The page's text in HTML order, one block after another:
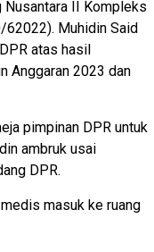
Nusantara II Kompleks
62022). Muhidin Said
atas hasil
Anggaran 2023 dan
pimpinan DPR untuk
ambruk usai
DPR.
masuk ke ruang